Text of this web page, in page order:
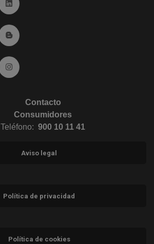
Ir a Linkedin (abre en ventana nueva)
Ir al Blog (abre en ventana nueva)
Ir a Instagram (abre en ventana nueva)
Contacto
Consumidores
Teléfono: 900 10 11 41
Aviso legal
Política de privacidad
Política de cookies